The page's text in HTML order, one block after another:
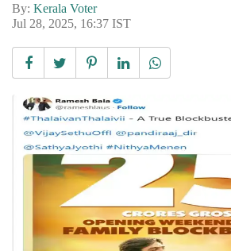
By: Kerala Voter
Jul 28, 2025, 16:37 IST